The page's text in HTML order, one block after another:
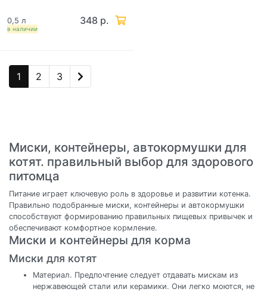
в наличии
0,5 л 348 р.
1 2 3
Миски, контейнеры, автокормушки для
котят. правильный выбор для здорового
питомца
Питание играет ключевую роль в здоровье и развитии котенка.
Правильно подобранные миски, контейнеры и автокормушки
способствуют формированию правильных пищевых привычек и
обеспечивают комфортное кормление.
Миски и контейнеры для корма
Миски для котят
Материал. Предпочтение следует отдавать мискам из
нержавеющей стали или керамики. Они легко моются, не